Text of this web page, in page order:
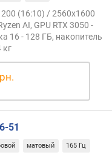
(16:10) / 2560x1600
AI, GPU RTX 3050 -
16 - 128 ГБ, накопитель
кг
51
матовый 165 Гц